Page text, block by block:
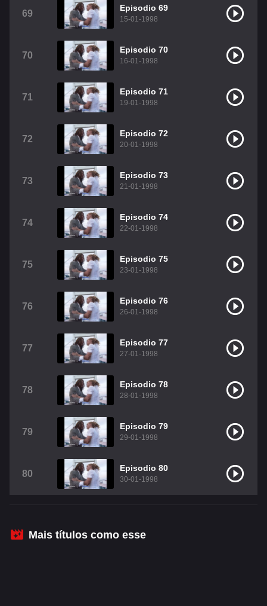
69
Episodio 69
15-01-1998
70
Episodio 70
16-01-1998
71
Episodio 71
19-01-1998
72
Episodio 72
20-01-1998
73
Episodio 73
21-01-1998
74
Episodio 74
22-01-1998
75
Episodio 75
23-01-1998
76
Episodio 76
26-01-1998
77
Episodio 77
27-01-1998
78
Episodio 78
28-01-1998
79
Episodio 79
29-01-1998
80
Episodio 80
30-01-1998
Mais títulos como esse